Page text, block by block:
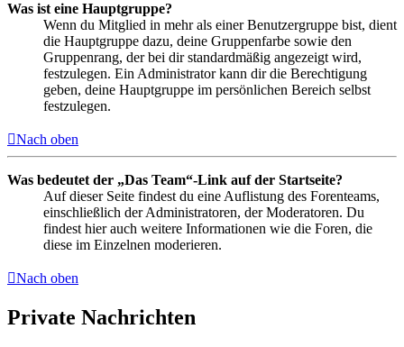
Was ist eine Hauptgruppe?
Wenn du Mitglied in mehr als einer Benutzergruppe bist, dient
die Hauptgruppe dazu, deine Gruppenfarbe sowie den
Gruppenrang, der bei dir standardmäßig angezeigt wird,
festzulegen. Ein Administrator kann dir die Berechtigung
geben, deine Hauptgruppe im persönlichen Bereich selbst
festzulegen.
Nach oben
Was bedeutet der „Das Team“-Link auf der Startseite?
Auf dieser Seite findest du eine Auflistung des Forenteams,
einschließlich der Administratoren, der Moderatoren. Du
findest hier auch weitere Informationen wie die Foren, die
diese im Einzelnen moderieren.
Nach oben
Private Nachrichten